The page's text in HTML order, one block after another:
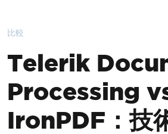
比較
Telerik
Processing
IronPDF：技